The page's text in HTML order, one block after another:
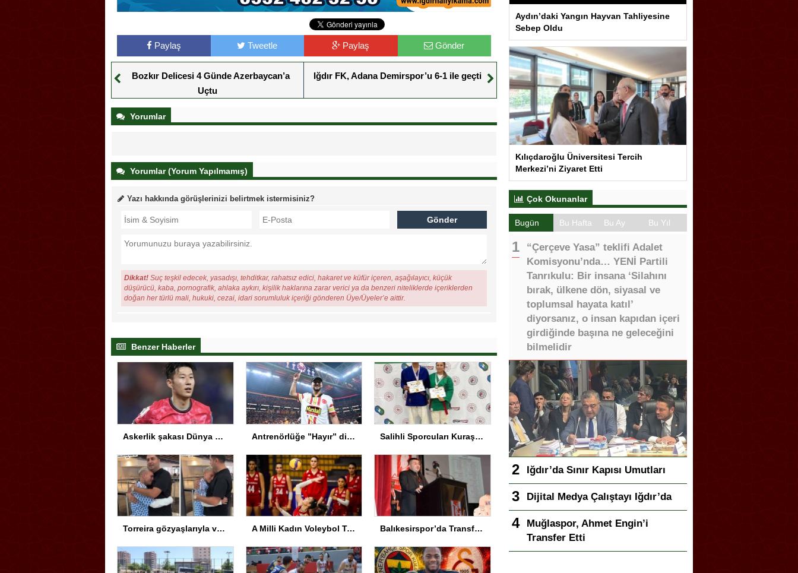
Paylaş Tweetle Paylaş Gönder
Bozkır Delicesi 4 Günde Azerbaycan’a
Uçtu
Iğdır FK, Adana Demirspor’u 6-1 ile geçti
Yorumlar
Yorumlar (Yorum Yapılmamış)
Yazı hakkında görüşlerinizi belirtmek istermisiniz?
Dikkat! Suç teşkil edecek, yasadışı, tehditkar, rahatsız edici, hakaret ve küfür içeren, aşağılayıcı, küçük
düşürücü, kaba, pornografik, ahlaka aykırı, kişilik haklarına zarar verici ya da benzeri niteliklerde içeriklerden
doğan her türlü mali, hukuki, cezai, idari sorumluluk içeriği gönderen Üye/Üyeler’e aittir.
Benzer Haberler
Askerlik şakası Dünya Kupası’nı karıştırdı! Güney Kore’den sert karar Antrenörlüğe ”Hayır” diyen Mertens, Galatasaray’dan bakın ne istedi Salihli Sporcuları Kuraş’ta Gururlandırdı
Torreira gözyaşlarıyla veda etti: Seni çok özleyeceğim A Milli Kadın Voleybol Takımı VNL’de Ankara’da Balıkesirspor’da Transferde Yeni Yaklaşım
Aydın’daki Yangın Hayvan Tahliyesine
Sebep Oldu
Kılıçdaroğlu Üniversitesi Tercih
Merkezi’ni Ziyaret Etti
Çok Okunanlar
Bugün Bu Hafta Bu Ay Bu Yıl
“Çerçeve Yasa” teklifi Adalet
Komisyonu’nda… YENİ Partili
Tanrıkulu: Bir insana ‘Silahını
bırak, ülkene dön, siyasal ve
toplumsal hayata katıl’
diyorsanız, o insan kapıdan içeri
girdiğinde başına ne geleceğini
bilmelidir
Iğdır’da Sınır Kapısı Umutları
Dijital Medya Çalıştayı Iğdır’da
Muğlaspor, Ahmet Engin’i
Transfer Etti